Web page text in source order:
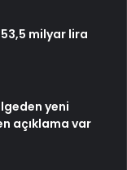
milyar lira
yeni
açıklama var